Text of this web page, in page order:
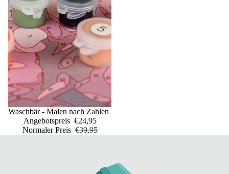
Sale
Waschbär - Malen nach Zahlen
Angebotspreis €24,95
Normaler Preis €39,95